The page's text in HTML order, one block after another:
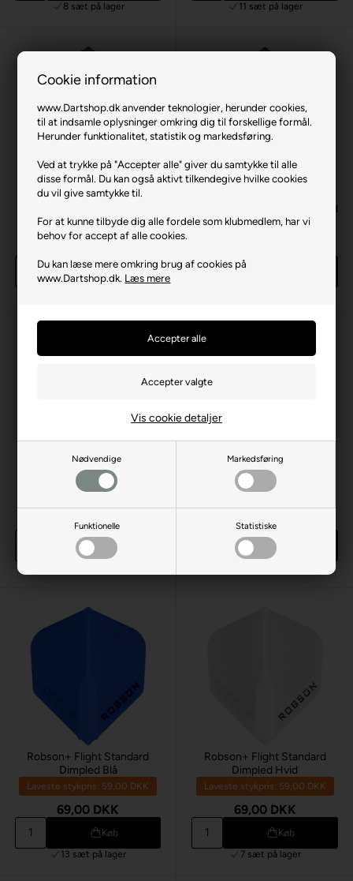
Cookie information
www.Dartshop.dk anvender teknologier, herunder cookies,
til at indsamle oplysninger omkring dig til forskellige formål.
Herunder funktionalitet, statistik og markedsføring.
Ved at trykke på "Accepter alle" giver du samtykke til alle
disse formål. Du kan også aktivt tilkendegive hvilke cookies
du vil give samtykke til.
For at kunne tilbyde dig alle fordele som klubmedlem, har vi
behov for accept af alle cookies.
Du kan læse mere omkring brug af cookies på
www.Dartshop.dk. Læs mere
Nødvendige Markedsføring
Funktionelle Statistiske
Vis cookie detaljer
8 sæt på lager
11 sæt på lager
Robson+ Flight Tribe Std.
Laveste stykpris: 52,00 DKK
Køb
Robson+ Flight Tribe Std. Rød
Laveste stykpris: 52,00 DKK
Robson+ Flight Finn Black
69,00 DKK
Køb
Robson+ Flight Finn White
69,00 DKK
Robson+ Flight Standard
Dimpled Blå
Laveste stykpris: 59,00 DKK
69,00 DKK
Køb
13 sæt på lager
Robson+ Flight Standard
Dimpled Hvid
Laveste stykpris: 59,00 DKK
69,00 DKK
Køb
7 sæt på lager